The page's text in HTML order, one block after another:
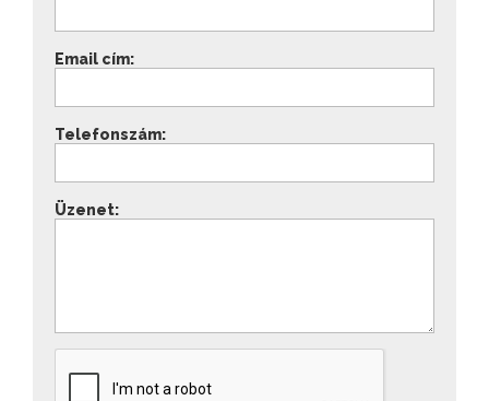
Email cím:
Telefonszám:
Üzenet: